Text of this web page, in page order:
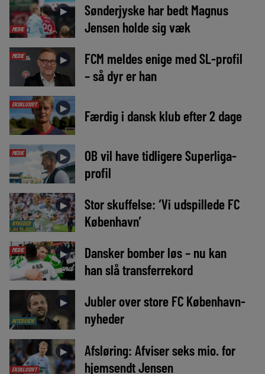
MEDIE
►
Sønderjyske har bedt Magnus
Jensen holde sig væk
MEDIE ►
FCM meldes enige med SL-profil
– så dyr er han
EKSKLUSIVT ► Færdig i dansk klub efter 2 dage
MEDIE ►
OB vil have tidligere Superliga-
profil
NYHEDER
►
Stor skuffelse: ‘Vi udspillede FC
København’
MEDIE ►
Dansker bomber løs – nu kan
han slå transferrekord
INTERVIEW
►
Jubler over store FC København-
nyheder
EKSKLUSIVT
►
Afsløring: Afviser seks mio. for
hjemsendt Jensen